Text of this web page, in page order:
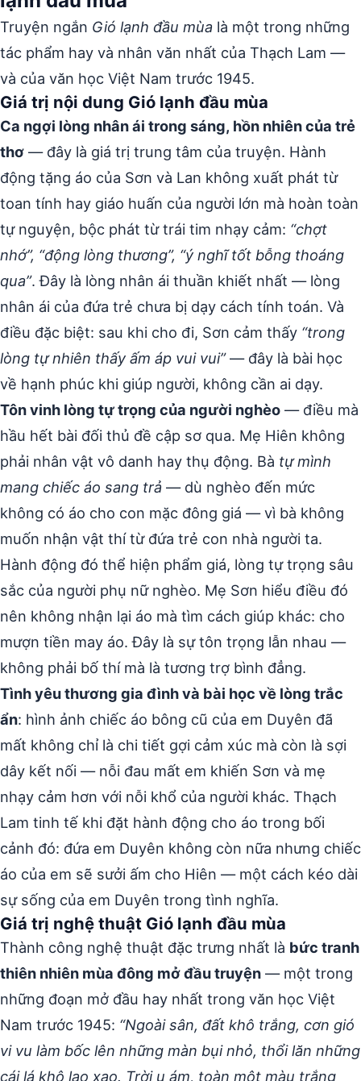
Truyện ngắn Gió lạnh đầu mùa là một trong những
tác phẩm hay và nhân văn nhất của Thạch Lam —
và của văn học Việt Nam trước 1945.
Giá trị nội dung Gió lạnh đầu mùa
Ca ngợi lòng nhân ái trong sáng, hồn nhiên của trẻ
thơ — đây là giá trị trung tâm của truyện. Hành
động tặng áo của Sơn và Lan không xuất phát từ
toan tính hay giáo huấn của người lớn mà hoàn toàn
tự nguyện, bộc phát từ trái tim nhạy cảm: “chợt
nhớ”, “động lòng thương”, “ý nghĩ tốt bỗng thoáng
qua”. Đây là lòng nhân ái thuần khiết nhất — lòng
nhân ái của đứa trẻ chưa bị dạy cách tính toán. Và
điều đặc biệt: sau khi cho đi, Sơn cảm thấy “trong
lòng tự nhiên thấy ấm áp vui vui”— đây là bài học
về hạnh phúc khi giúp người, không cần ai dạy.
Tôn vinh lòng tự trọng của người nghèo — điều mà
hầu hết bài đối thủ đề cập sơ qua. Mẹ Hiên không
phải nhân vật vô danh hay thụ động. Bà tự mình
mang chiếc áo sang trả — dù nghèo đến mức
không có áo cho con mặc đông giá — vì bà không
muốn nhận vật thí từ đứa trẻ con nhà người ta.
Hành động đó thể hiện phẩm giá, lòng tự trọng sâu
sắc của người phụ nữ nghèo. Mẹ Sơn hiểu điều đó
nên không nhận lại áo mà tìm cách giúp khác: cho
mượn tiền may áo. Đây là sự tôn trọng lẫn nhau —
không phải bố thí mà là tương trợ bình đẳng.
Tình yêu thương gia đình và bài học về lòng trắc
ẩn: hình ảnh chiếc áo bông cũ của em Duyên đã
mất không chỉ là chi tiết gợi cảm xúc mà còn là sợi
dây kết nối — nỗi đau mất em khiến Sơn và mẹ
nhạy cảm hơn với nỗi khổ của người khác. Thạch
Lam tinh tế khi đặt hành động cho áo trong bối
cảnh đó: đứa em Duyên không còn nữa nhưng chiếc
áo của em sẽ sưởi ấm cho Hiên — một cách kéo dài
sự sống của em Duyên trong tình nghĩa.
Giá trị nghệ thuật Gió lạnh đầu mùa
Thành công nghệ thuật đặc trưng nhất là bức tranh
thiên nhiên mùa đông mở đầu truyện — một trong
những đoạn mở đầu hay nhất trong văn học Việt
Nam trước 1945: “Ngoài sân, đất khô trắng, cơn gió
vi vu làm bốc lên những màn bụi nhỏ, thổi lăn những
cái lá khô lạo xạo. Trời u ám, toàn một màu trắng